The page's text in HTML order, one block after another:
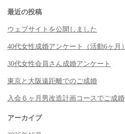
最近の投稿
ウェブサイトを公開しました
40代女性成婚アンケート（活動6ヶ月）
30代女性会員さん成婚アンケート
東京と大阪遠距離でのご成婚
入会６ヶ月男改造計画コースでご成婚
アーカイブ